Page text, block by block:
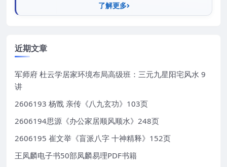
了解更多
近期文章
军师府 杜云学居家环境布局高级班：三元九星阳宅风水 9
讲
2606193 杨戬 亲传《八九玄功》103页
2606194思源《办公家居顺风顺水》248页
2606195 崔文举《盲派八字 十神精释》152页
王凤麟电子书50部凤麟易理PDF书籍